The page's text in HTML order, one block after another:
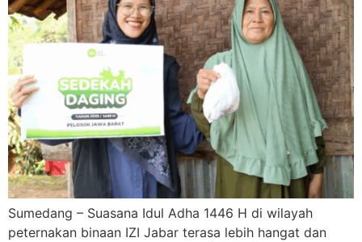
Sumedang – Suasana Idul Adha 1446 H di wilayah
peternakan binaan IZI Jabar terasa lebih hangat dan